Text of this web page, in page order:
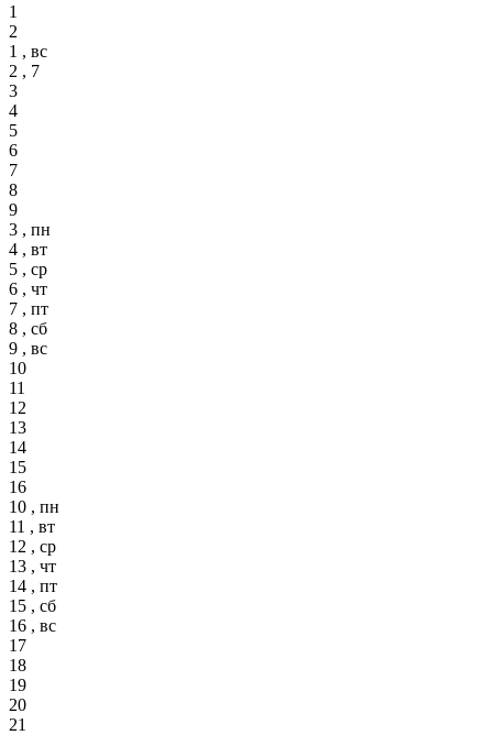
1
2
1 , вс
2 , 7
3
4
5
6
7
8
9
3 , пн
4 , вт
5 , ср
6 , чт
7 , пт
8 , сб
9 , вс
10
11
12
13
14
15
16
10 , пн
11 , вт
12 , ср
13 , чт
14 , пт
15 , сб
16 , вс
17
18
19
20
21